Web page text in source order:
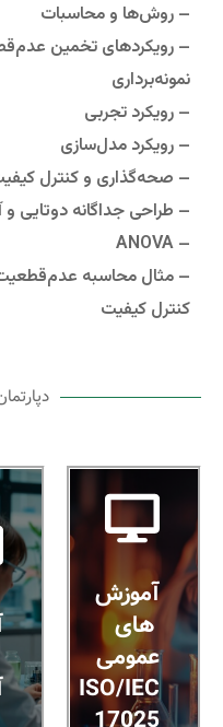
– روش‌ها و محاسبات
– رویکردهای تخمین
نمونه‌برداری
– رویکرد تجربی
– رویکرد مدل‌سازی
– صحه‌گذاری و کنترل
– طراحی جداگانه دوتایی و
– ANOVA
– مثال محاسبه
کنترل کیفیت
آموزش
های
عمومی
ISO/IEC